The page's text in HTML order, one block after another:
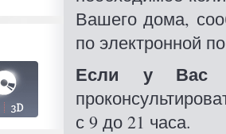
Вашего дома,
по электронной
Если у Вас
с 9 до 21 часа.